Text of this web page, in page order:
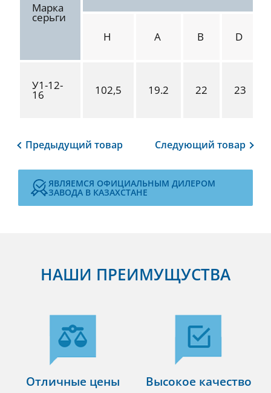
Марка
серьги
H A B D
У1-12-
16 102,5 19.2 22 23
Предыдущий товар Следующий товар
ЯВЛЯЕМСЯ ОФИЦИАЛЬНЫМ ДИЛЕРОМ
ЗАВОДА В КАЗАХСТАНЕ
НАШИ ПРЕИМУЩУСТВА
Отличные цены Высокое качество